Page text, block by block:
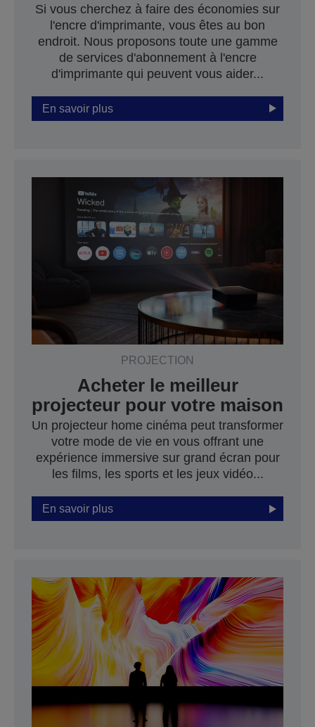
Si vous cherchez à faire des économies sur
l'encre d'imprimante, vous êtes au bon
endroit. Nous proposons toute une gamme
de services d'abonnement à l'encre
d'imprimante qui peuvent vous aider...
En savoir plus
PROJECTION
Acheter le meilleur
projecteur pour votre maison
Un projecteur home cinéma peut transformer
votre mode de vie en vous offrant une
expérience immersive sur grand écran pour
les films, les sports et les jeux vidéo...
En savoir plus